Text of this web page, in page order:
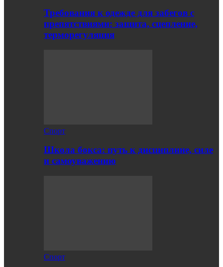
Требования к одежде для забегов с
препятствиями: защита, сцепление,
терморегуляция
Спорт
Школа бокса: путь к дисциплине, силе
и самоуважению
Спорт